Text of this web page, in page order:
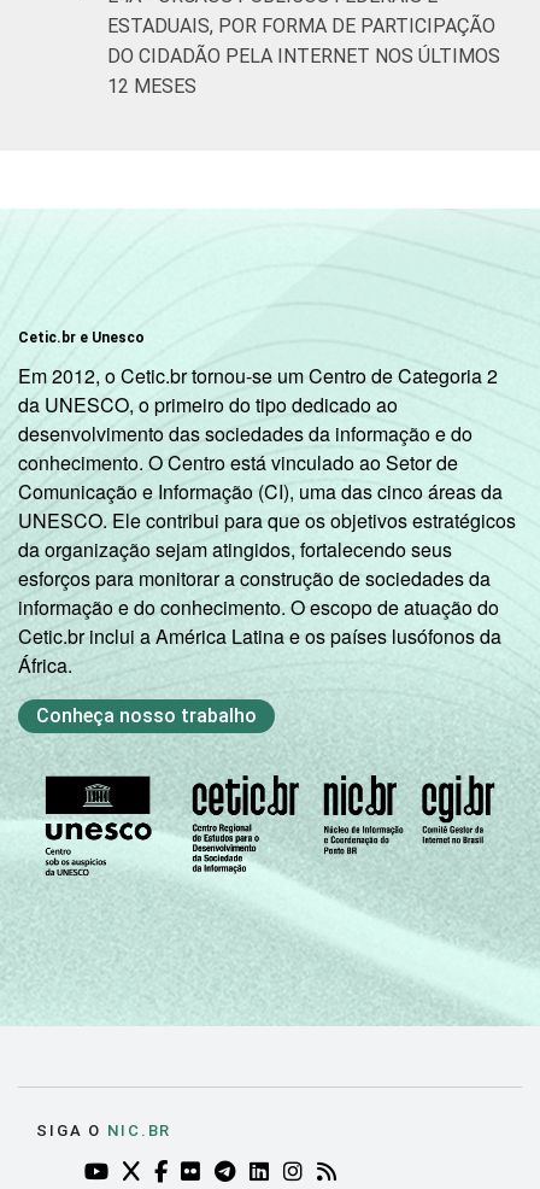
ESTADUAIS, POR FORMA DE PARTICIPAÇÃO
DO CIDADÃO PELA INTERNET NOS ÚLTIMOS
12 MESES
Cetic.br e Unesco
Em 2012, o Cetic.br tornou-se um Centro de Categoria 2
da UNESCO, o primeiro do tipo dedicado ao
desenvolvimento das sociedades da informação e do
conhecimento. O Centro está vinculado ao Setor de
Comunicação e Informação (CI), uma das cinco áreas da
UNESCO. Ele contribui para que os objetivos estratégicos
da organização sejam atingidos, fortalecendo seus
esforços para monitorar a construção de sociedades da
informação e do conhecimento. O escopo de atuação do
Cetic.br inclui a América Latina e os países lusófonos da
África.
Conheça nosso trabalho
SIGA O NIC.BR
YOUTUBE DO NIC.BR (ABRE EM NOVA ABA)
TWITTER DO NIC.BR (ABRE EM NOVA ABA)
FACEBOOK DO NIC.BR (ABRE EM NOVA
FLICKR DO NIC.BR (ABRE EM NOVA
TELEGRAM DO NIC.BR (ABRE EM
LINKEDIN DO NIC.BR (ABRE
INSTAGRAM DO NIC.BR
RSS DO NIC.BR (ABRE